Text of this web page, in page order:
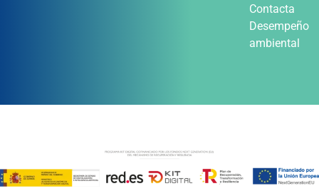
Contacta
Desempeño
ambiental